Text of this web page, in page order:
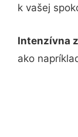
k vašej
Intenzívna
ako